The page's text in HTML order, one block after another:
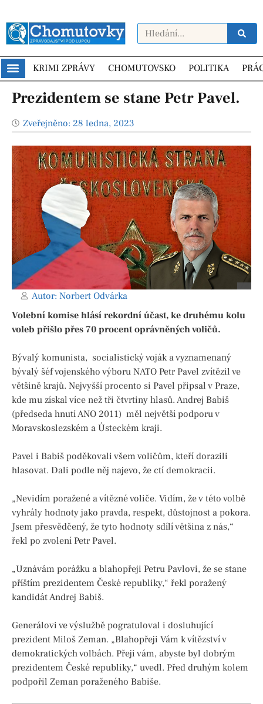
KRIMI ZPRÁVY CHOMUTOVSKO POLITIKA
Prezidentem se stane Petr Pavel.
Zveřejněno: 28 ledna, 2023
Autor: Norbert Odvárka
Volební komise hlásí rekordní účast, ke druhému kolu
voleb přišlo přes 70 procent oprávněných voličů.
Bývalý komunista, socialistický voják a vyznamenaný
bývalý šéf vojenského výboru NATO Petr Pavel zvítězil ve
většině krajů. Nejvyšší procento si Pavel připsal v Praze,
kde mu získal více než tři čtvrtiny hlasů. Andrej Babiš
(předseda hnutí ANO 2011) měl největší podporu v
Moravskoslezském a Ústeckém kraji.
Pavel i Babiš poděkovali všem voličům, kteří dorazili
hlasovat. Dali podle něj najevo, že ctí demokracii.
„Nevidím poražené a vítězné voliče. Vidím, že v této volbě
vyhrály hodnoty jako pravda, respekt, důstojnost a pokora.
Jsem přesvědčený, že tyto hodnoty sdílí většina z nás,“
řekl po zvolení Petr Pavel.
„Uznávám porážku a blahopřeji Petru Pavlovi, že se stane
příštím prezidentem České republiky,“ řekl poražený
kandidát Andrej Babiš.
Generálovi ve výslužbě pogratuloval i dosluhující
prezident Miloš Zeman. „Blahopřeji Vám k vítězství v
demokratických volbách. Přeji vám, abyste byl dobrým
prezidentem České republiky,“ uvedl. Před druhým kolem
podpořil Zeman poraženého Babiše.